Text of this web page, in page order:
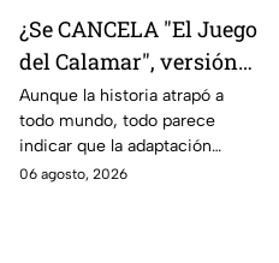
¿Se CANCELA "El Juego
del Calamar", versión
Estados Unidos? Esto
es lo que se sabe al
momento
Aunque la historia atrapó a
todo mundo, todo parece
indicar que la adaptación
podría ser cancelada:
06 agosto, 2026